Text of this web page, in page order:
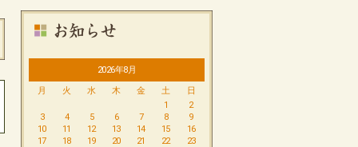
2026年8月
月
火 水 木 金 土
日
1
2
3
4 5 6 7 8
9
10
11 12 13 14 15
16
17
18 19 20 21 22
23